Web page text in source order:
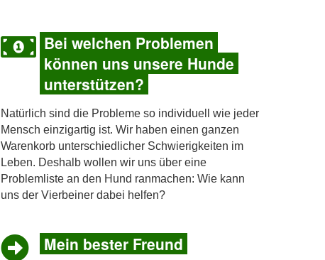
Bei welchen Problemen
können uns unsere Hunde
unterstützen?
Natürlich sind die Probleme so individuell wie jeder
Mensch einzigartig ist. Wir haben einen ganzen
Warenkorb unterschiedlicher Schwierigkeiten im
Leben. Deshalb wollen wir uns über eine
Problemliste an den Hund ranmachen: Wie kann
uns der Vierbeiner dabei helfen?
Mein bester Freund